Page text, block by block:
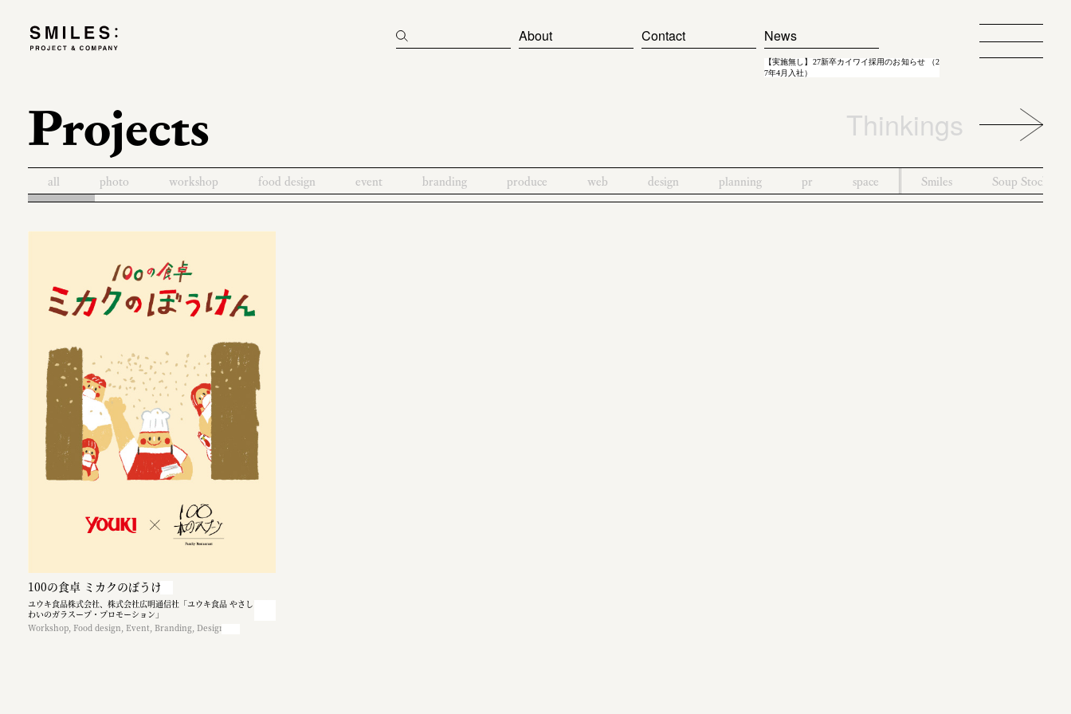
About Contact News
【実施無し】27新卒カイワイ採用のお知らせ （2
7年4月入社）
Projects Thinkings
all photo workshop food design event branding produce web design planning pr space Smiles Soup Stock
100の食卓 ミカクのぼうけん
ユウキ食品株式会社、株式会社広明通信社「ユウキ食品 やさしい味
わいのガラスープ・プロモーション」
Workshop, Food design, Event, Branding, Design, PR